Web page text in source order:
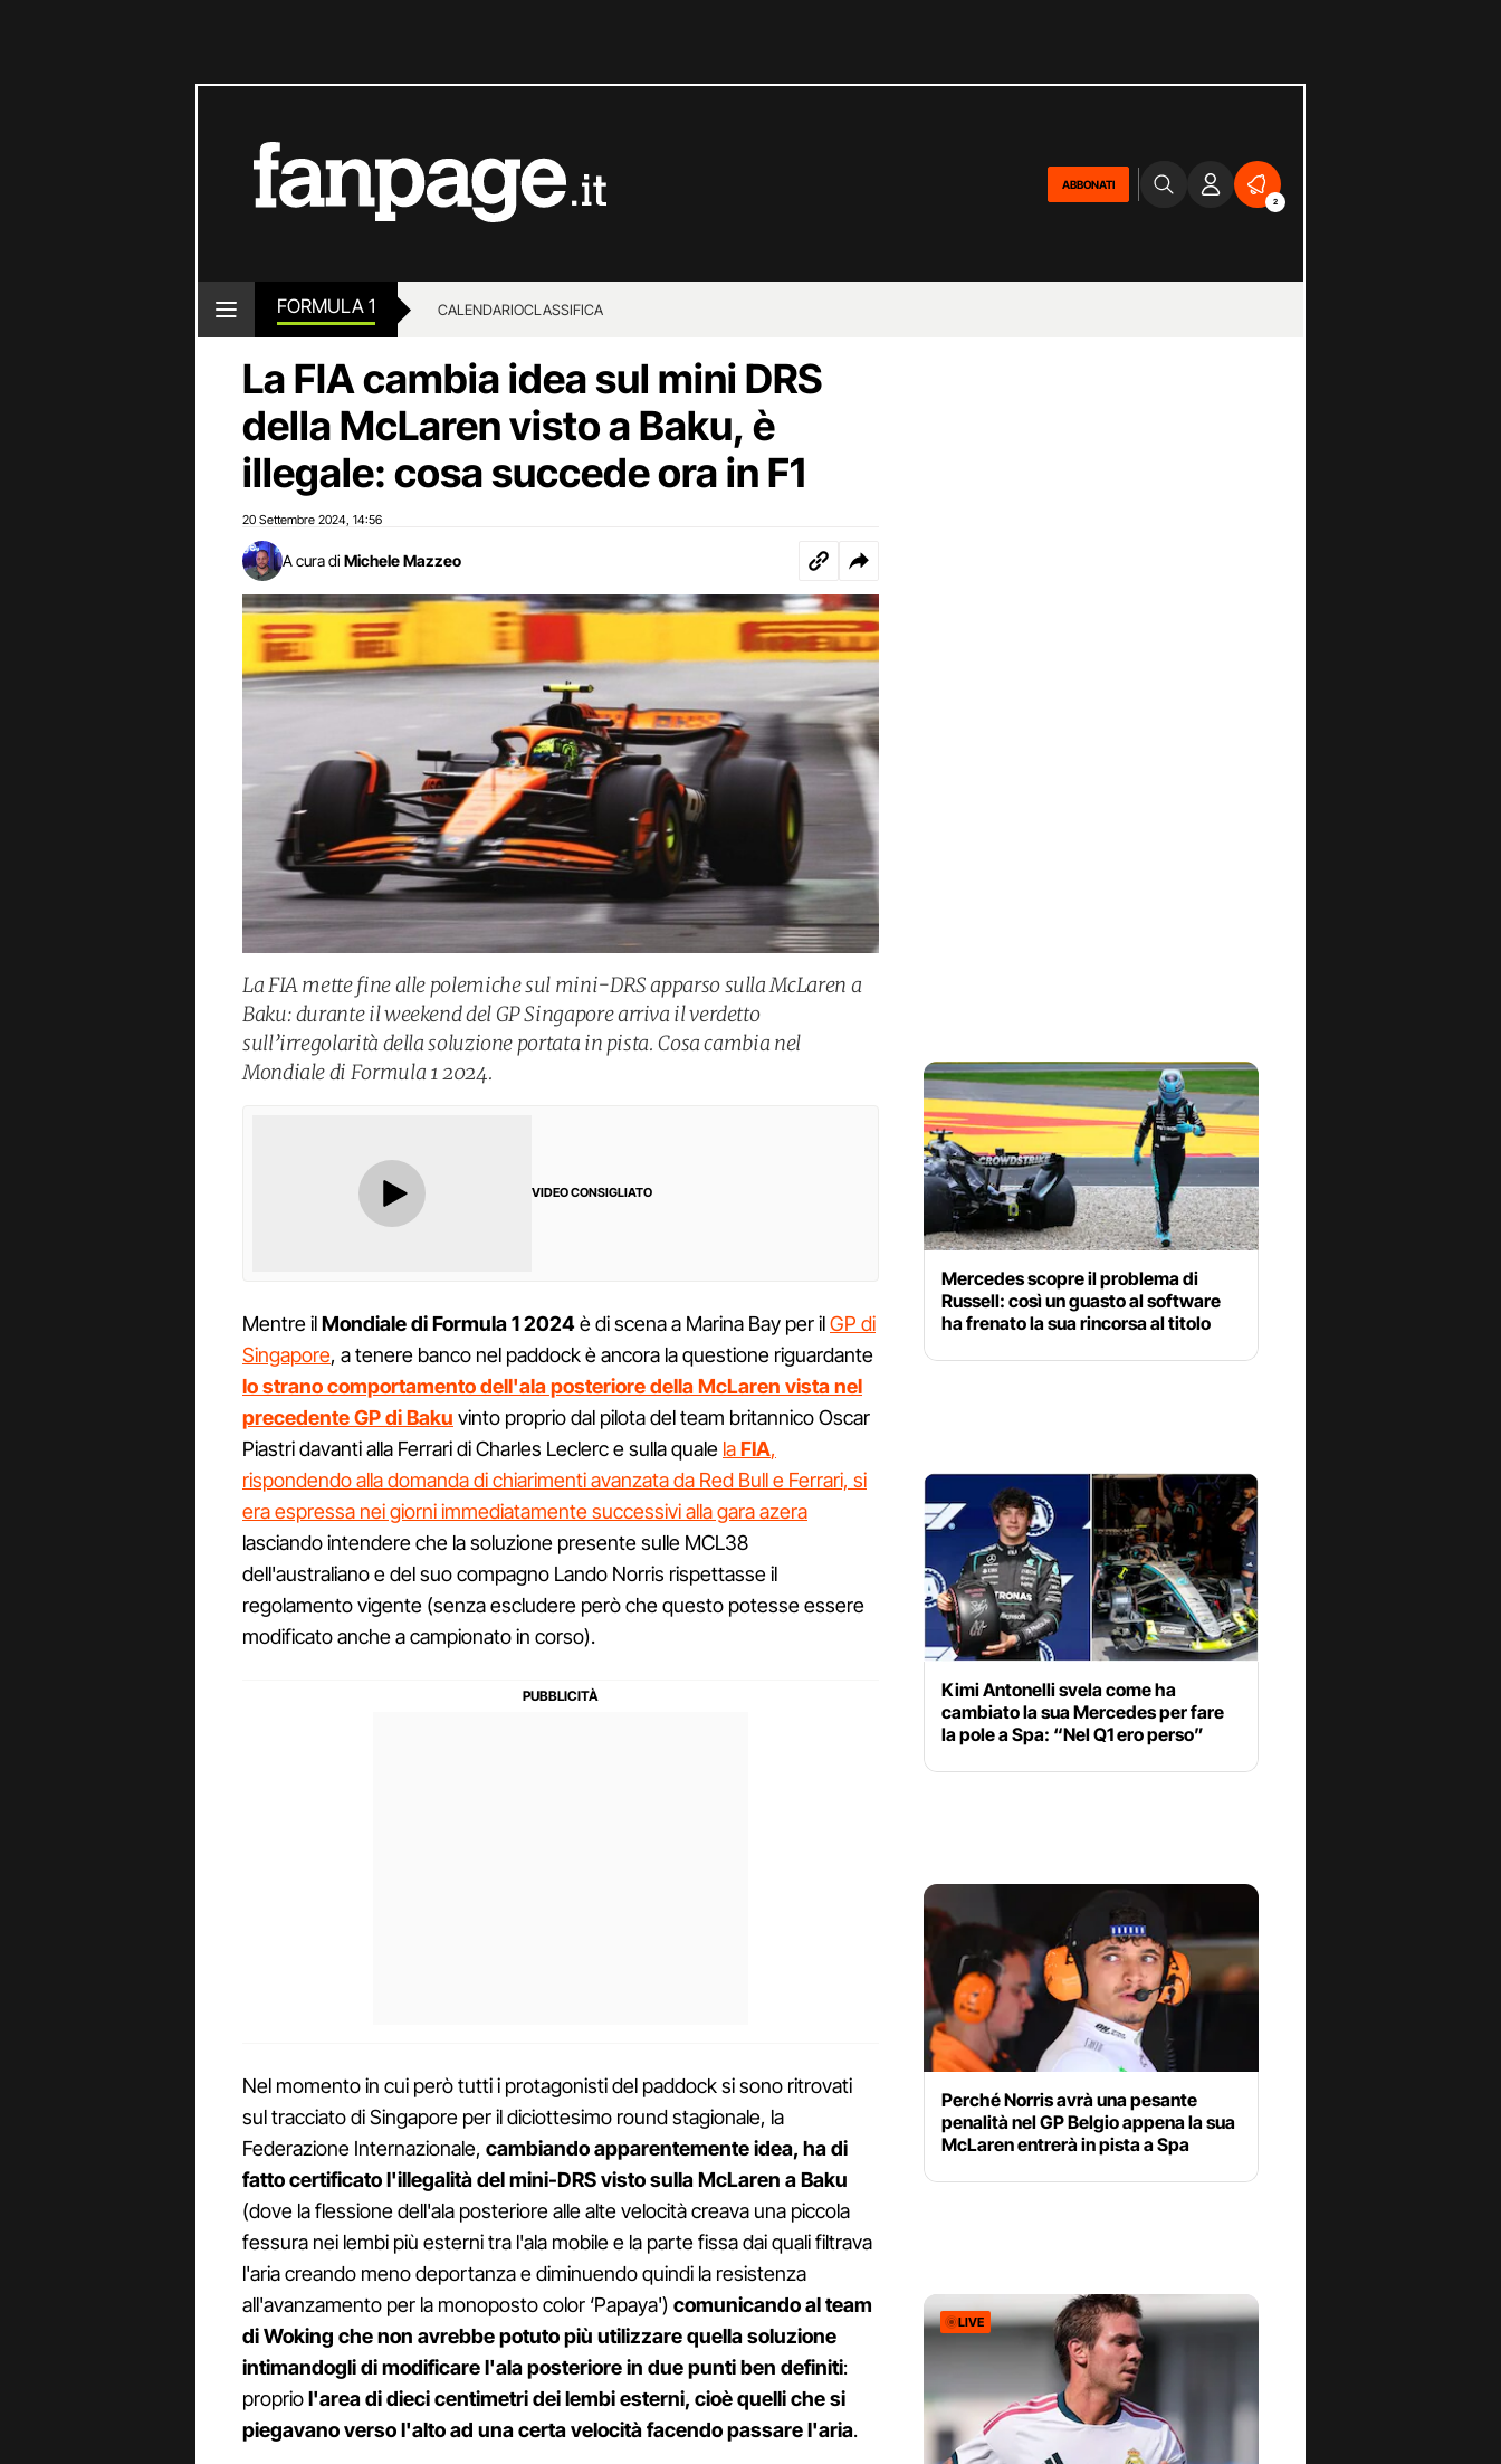
ABBONATI
2
FORMULA 1 CALENDARIOCLASSIFICA
La FIA cambia idea sul mini DRS
della McLaren visto a Baku, è
illegale: cosa succede ora in F1
20 Settembre 2024 14:56
A cura di Michele Mazzeo
La FIA mette fine alle polemiche sul mini-DRS apparso sulla McLaren a
Baku: durante il weekend del GP Singapore arriva il verdetto
sull’irregolarità della soluzione portata in pista. Cosa cambia nel
Mondiale di Formula 1 2024.
VIDEO CONSIGLIATO
Mentre ilMondiale di Formula 1 2024è di scena a Marina Bay per ilGP di
Singapore, a tenere banco nel paddock è ancora la questione riguardante
lo strano comportamento dell'ala posteriore della McLaren vista nel
precedente GP di Baku vinto proprio dal pilota del team britannico Oscar
Piastri davanti alla Ferrari di Charles Leclerc e sulla quale laFIA,
rispondendo alla domanda di chiarimenti avanzata da Red Bull e Ferrari, si
era espressa nei giorni immediatamente successivi alla gara azera
lasciando intendere che la soluzione presente sulle MCL38
dell'australiano e del suo compagno Lando Norris rispettasse il
regolamento vigente (senza escludere però che questo potesse essere
modificato anche a campionato in corso).
Nel momento in cui però tutti i protagonisti del paddock si sono ritrovati
sul tracciato di Singapore per il diciottesimo round stagionale, la
Federazione Internazionale, cambiando apparentemente idea, ha di
fatto certificato l'illegalità del mini-DRS visto sulla McLaren a Baku
(dove la flessione dell'ala posteriore alle alte velocità creava una piccola
fessura nei lembi più esterni tra l'ala mobile e la parte fissa dai quali filtrava
l'aria creando meno deportanza e diminuendo quindi la resistenza
all'avanzamento per la monoposto color ‘Papaya') comunicando al team
di Woking che non avrebbe potuto più utilizzare quella soluzione
intimandogli di modificare l'ala posteriore in due punti ben definiti:
propriol'area di dieci centimetri dei lembi esterni, cioè quelli che si
piegavano verso l'alto ad una certa velocità facendo passare l'aria.
Mercedes scopre il problema di
Russell: così un guasto al software
ha frenato la sua rincorsa al titolo
Kimi Antonelli svela come ha
cambiato la sua Mercedes per fare
la pole a Spa: “Nel Q1 ero perso”
Perché Norris avrà una pesante
penalità nel GP Belgio appena la sua
McLaren entrerà in pista a Spa
LIVE